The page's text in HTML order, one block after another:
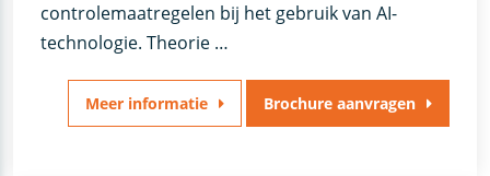
controlemaatregelen bij het gebruik van AI-
technologie. Theorie …
Meer informatie Brochure aanvragen